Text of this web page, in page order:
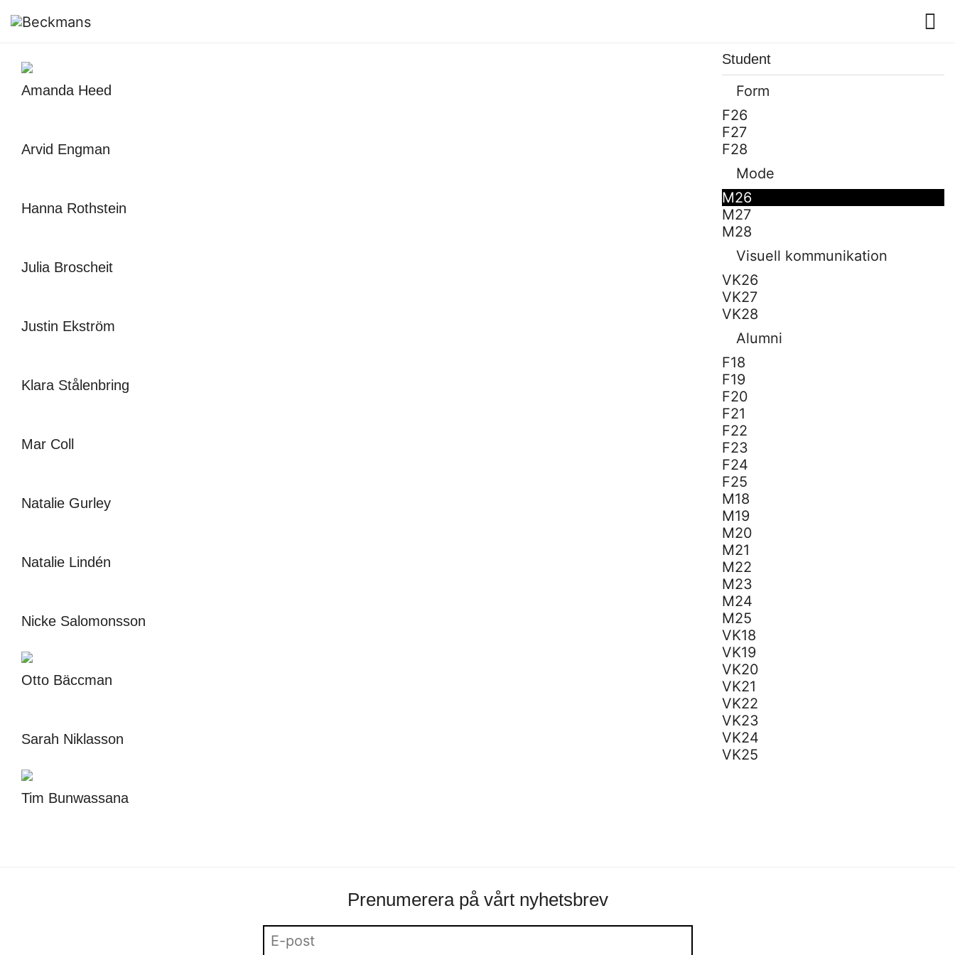
Amanda Heed
Arvid Engman
Hanna Rothstein
Julia Broscheit
Justin Ekström
Klara Stålenbring
Mar Coll
Natalie Gurley
Natalie Lindén
Nicke Salomonsson
Otto Bäccman
Sarah Niklasson
Tim Bunwassana
Student
Form
F26
F27
F28
Mode
M26
M27
M28
Visuell kommunikation
VK26
VK27
VK28
Alumni
F18
F19
F20
F21
F22
F23
F24
F25
M18
M19
M20
M21
M22
M23
M24
M25
VK18
VK19
VK20
VK21
VK22
VK23
VK24
VK25
Prenumerera på vårt nyhetsbrev